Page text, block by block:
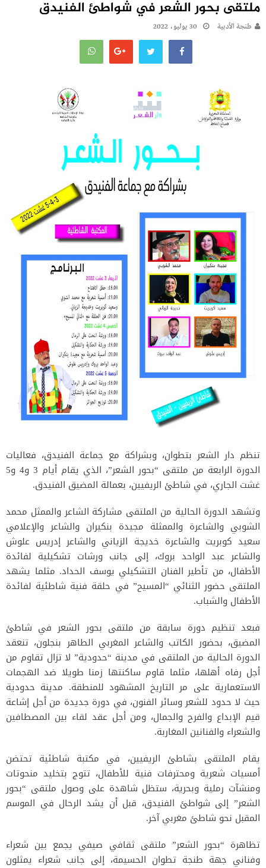
ملتقى بحور الشعر في شواطئ الفنيدق
طنجة الأدبية 30 يوليو، 2022
تنظم دار الشعر بتطوان، وبشراكة مع جماعة الفنيدق، فعاليات
الدورة الرابعة من ملتقى “بحور الشعر”، الذي يقام أيام 3 و4 و5
غشت الجاري، في شاطئ الريفيين، بعمالة المضيق الفنيدق.
وتشهد الدورة الحالية من الملتقى مشاركة الشاعر والممثل محمد
الشوبي والشاعرة والممثلة مجيدة بنكيران والشاعر والإعلامي
سعيد كوبريت والشاعرة خديجة الزياني والشاعر إدريس علوش
والشاعر عبد الواحد بروك، إلى جانب ورشات تشكيلية لفائدة
الأطفال، من تأطير الفنان التشكيلي يوسف الحداد. مثلما يشهد
الملتقى حضور الثنائي “المسيح” في حلقة فنية شاطئية لفائدة
الأطفال والشباب.
فبعد تنظيم دورة سابقة من ملتقى بحور الشعر في شاطئ
المضيق، بحضور الكاتب والشاعر المغربي الطاهر بنجلون، تنعقد
الدورة الحالية من الملتقى في مدينة “حدودية” لا تزال تقاوم من
أجل رفاه أهلها، مثلما قاوم ساكنتها زمنا طويلا ضد الهجمات
الاستعمارية على مر التاريخ المشهود للمنطقة. مدينة حدودية
حيث لا حدود للشعر وسائر الفنون، في دورة جديدة من أجل إشاعة
قيم الإبداع والفرح والجمال، ومن أجل عقد لقاء بين المصطافين
والشعراء والفنانين المغاربة.
يقام الملتقى بشاطئ الريفيين، في مكتبة شاطئية تحتضن
أمسيات شعرية ومحترفات فنية للأطفال، تتوج بتخليد منحوتات
ومنشآت رملية وبحرية، ستظل شاهدة على وصول ملتقى “بحور
الشعر” إلى شواطئ الفنيدق، قبل أن يشد الرحال في الموسم
المقبل نحو شاطئ مغربي آخر.
تظاهرة “بحور الشعر” ملتقى ثقافي صيفي يجمع بين شعراء
وفناني جهة طنجة تطوان الحسيمة، إلى جانب شعراء يمثلون